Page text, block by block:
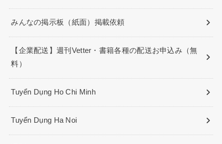
みんなの掲示板（紙面）掲載依頼
【企業配送】週刊Vetter・書籍各種の配送お申込み（無
料）
Tuyển Dụng Ho Chi Minh
Tuyển Dụng Ha Noi